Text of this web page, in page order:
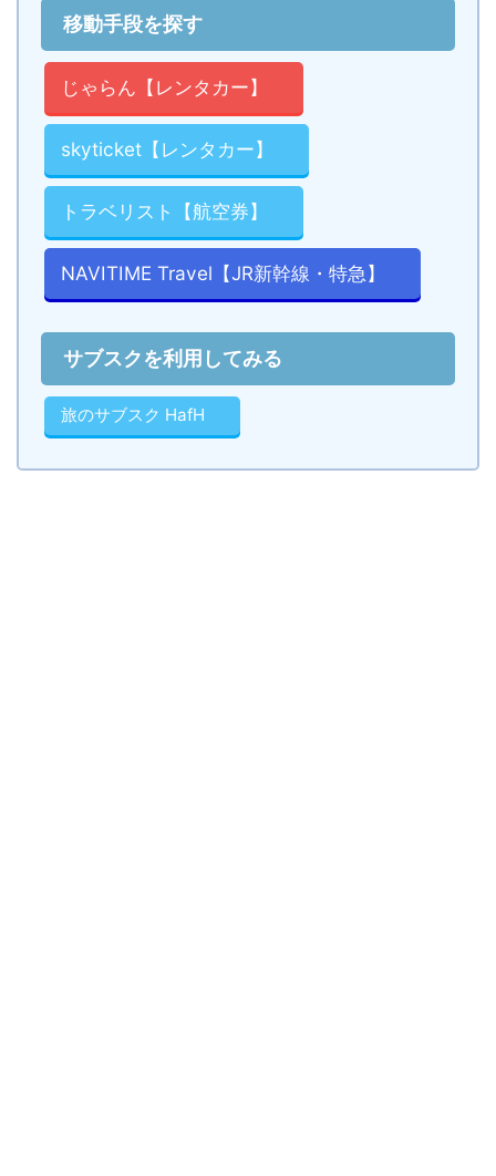
移動手段を探す
じゃらん【レンタカー】
skyticket【レンタカー】
トラベリスト【航空券】
NAVITIME Travel【JR新幹線・特急】
サブスクを利用してみる
旅のサブスク HafH